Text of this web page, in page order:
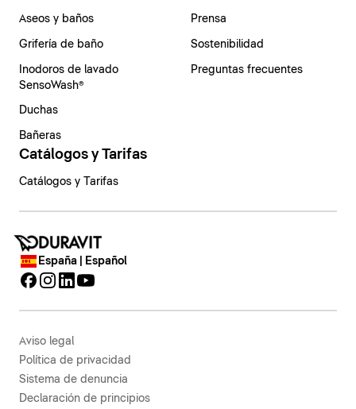
Aseos y baños
Grifería de baño
Inodoros de lavado
SensoWash®
Duchas
Bañeras
Prensa
Sostenibilidad
Preguntas frecuentes
Catálogos y Tarifas
Catálogos y Tarifas
España | Español
Aviso legal
Política de privacidad
Sistema de denuncia
Declaración de principios